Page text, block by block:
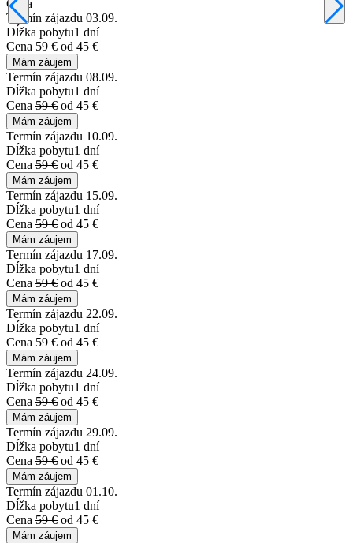
Cena
Termín zájazdu 03.09.
Dĺžka pobytu1 dní
Cena 59 € od 45 €
Mám záujem
Termín zájazdu 08.09.
Dĺžka pobytu1 dní
Cena 59 € od 45 €
Mám záujem
Termín zájazdu 10.09.
Dĺžka pobytu1 dní
Cena 59 € od 45 €
Mám záujem
Termín zájazdu 15.09.
Dĺžka pobytu1 dní
Cena 59 € od 45 €
Mám záujem
Termín zájazdu 17.09.
Dĺžka pobytu1 dní
Cena 59 € od 45 €
Mám záujem
Termín zájazdu 22.09.
Dĺžka pobytu1 dní
Cena 59 € od 45 €
Mám záujem
Termín zájazdu 24.09.
Dĺžka pobytu1 dní
Cena 59 € od 45 €
Mám záujem
Termín zájazdu 29.09.
Dĺžka pobytu1 dní
Cena 59 € od 45 €
Mám záujem
Termín zájazdu 01.10.
Dĺžka pobytu1 dní
Cena 59 € od 45 €
Mám záujem